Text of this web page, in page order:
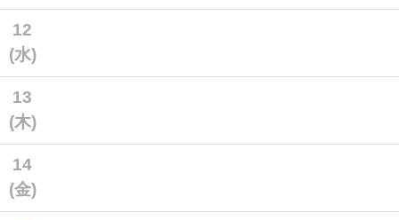
12
(水)
13
(木)
14
(金)